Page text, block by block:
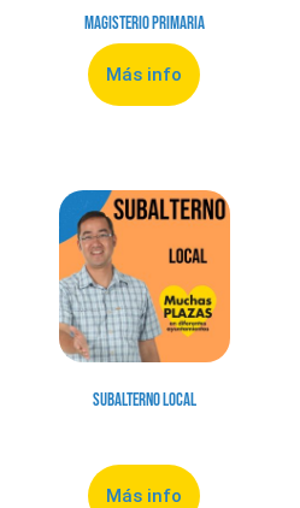
Magisterio Primaria
Más info
Subalterno Local
Más info